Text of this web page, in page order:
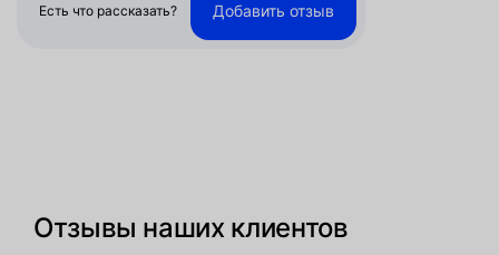
Есть что рассказать? Добавить отзыв
Отзывы наших клиентов